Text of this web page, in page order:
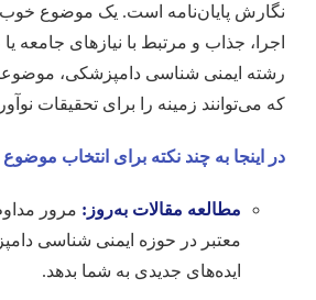
نگارش پایان‌نامه است. یک موضوع خوب
اجرا، جذاب و مرتبط با نیازهای جامعه
رشته ایمنی شناسی دامپزشکی،
که می‌توانند زمینه را برای تحقیقات
در اینجا به چند نکته برای انتخاب
مطالعه مقالات به‌روز: مرور
معتبر در حوزه ایمنی شناسی
ایده‌های جدیدی به شما بدهد.